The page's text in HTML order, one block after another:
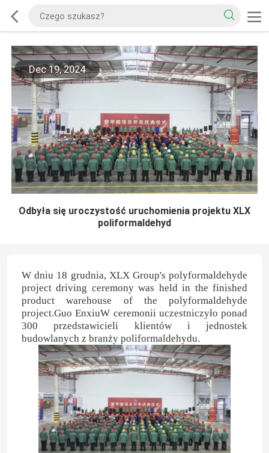
Dec 19, 2024
Odbyła się uroczystość uruchomienia projektu XLX
poliformaldehyd
W dniu 18 grudnia, XLX Group's polyformaldehyde
project driving ceremony was held in the finished
product warehouse of the polyformaldehyde
project.Guo EnxiuW ceremonii uczestniczyło ponad
300 przedstawicieli klientów i jednostek
budowlanych z branży poliformaldehydu.